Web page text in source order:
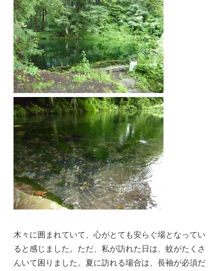
木々に囲まれていて、心がとても安らぐ場となってい
ると感じました。ただ、私が訪れた日は、蚊がたくさ
んいて困りました。夏に訪れる場合は、長袖が必須だ